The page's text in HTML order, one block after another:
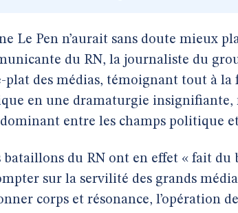
Le Pen n’aurait sans doute mieux
du RN, la journaliste du
plat des médias, témoignant tout à
en une dramaturgie insignifiante,
entre les champs politique
bataillons du RN ont en effet « fait du
sur la servilité des grands
corps et résonance, l’opération